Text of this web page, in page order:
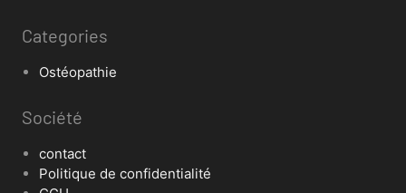
Categories
Ostéopathie
Société
contact
Politique de confidentialité